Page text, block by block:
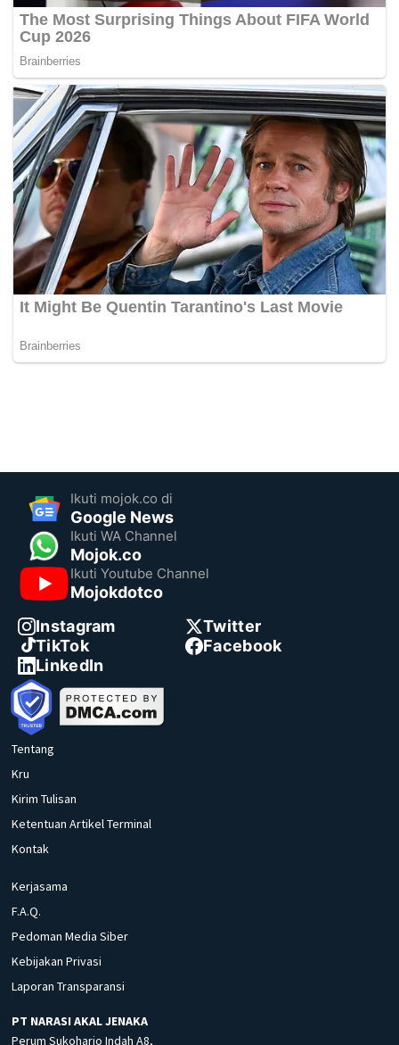
Ikuti mojok.co di
Google News
Ikuti WA Channel
Mojok.co
Ikuti Youtube Channel
Mojokdotco
Instagram
Twitter
TikTok
Facebook
LinkedIn
Tentang
Kru
Kirim Tulisan
Ketentuan Artikel Terminal
Kontak
Kerjasama
F.A.Q.
Pedoman Media Siber
Kebijakan Privasi
Laporan Transparansi
PT NARASI AKAL JENAKA
Perum Sukoharjo Indah A8,